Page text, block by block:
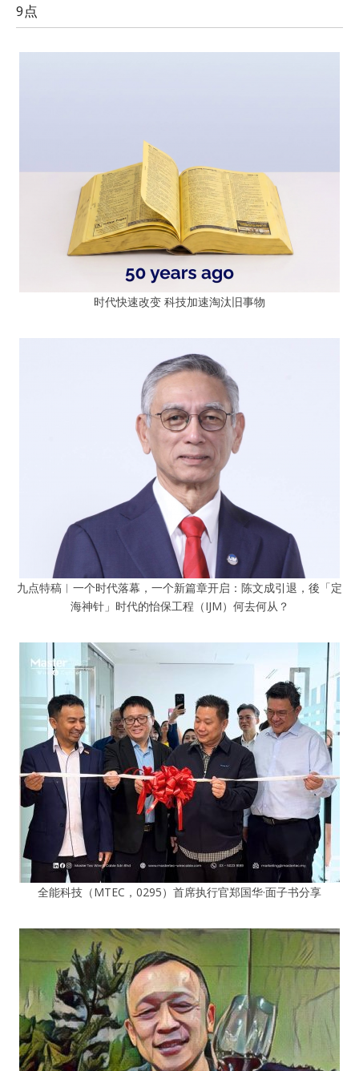
9点
时代快速改变 科技加速淘汰旧事物
九点特稿︱一个时代落幕，一个新篇章开启：陈文成引退，後「定
海神针」时代的怡保工程（IJM）何去何从？
全能科技（MTEC，0295）首席执行官郑国华·面子书分享